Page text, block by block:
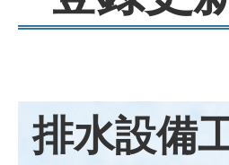
排水設備